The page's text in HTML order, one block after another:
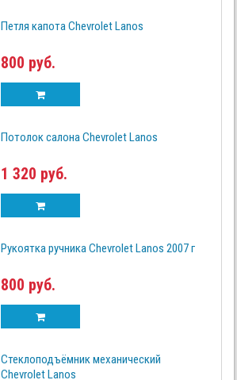
Петля капота Chevrolet Lanos
800 руб.
Потолок салона Chevrolet Lanos
1 320 руб.
Рукоятка ручника Chevrolet Lanos 2007 г
800 руб.
Стеклоподъёмник механический
Chevrolet Lanos